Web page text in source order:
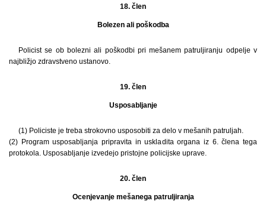
18. člen
Bolezen ali poškodba
Policist se ob bolezni ali poškodbi pri mešanem patruljiranju odpelje v
najbližjo zdravstveno ustanovo.
19. člen
Usposabljanje
(1) Policiste je treba strokovno usposobiti za delo v mešanih patruljah.
(2) Program usposabljanja pripravita in uskladita organa iz 6. člena tega
protokola. Usposabljanje izvedejo pristojne policijske uprave.
20. člen
Ocenjevanje mešanega patruljiranja